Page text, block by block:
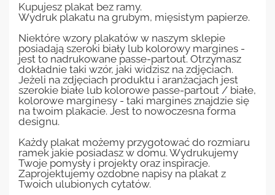
Kupujesz plakat bez ramy.
Wydruk plakatu na grubym, mięsistym papierze.
Niektóre wzory plakatów w naszym sklepie
posiadają szeroki biały lub kolorowy margines -
jest to nadrukowane passe-partout. Otrzymasz
dokładnie taki wzór, jaki widzisz na zdjęciach.
Jeżeli na zdjęciach produktu i aranżacjach jest
szerokie białe lub kolorowe passe-partout / białe,
kolorowe marginesy - taki margines znajdzie się
na twoim plakacie. Jest to nowoczesna forma
designu.
Każdy plakat możemy przygotować do rozmiaru
ramek jakie posiadasz w domu. Wydrukujemy
Twoje pomysły i projekty oraz inspiracje.
Zaprojektujemy ozdobne napisy na plakat z
Twoich ulubionych cytatów.